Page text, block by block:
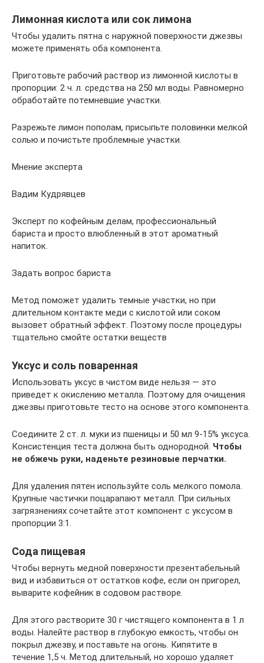
Лимонная кислота или сок лимона
Чтобы удалить пятна с наружной поверхности джезвы
можете применять оба компонента.
Приготовьте рабочий раствор из лимонной кислоты в
пропорции: 2 ч. л. средства на 250 мл воды. Равномерно
обработайте потемневшие участки.
Разрежьте лимон пополам, присыпьте половинки мелкой
солью и почистьте проблемные участки.
Мнение эксперта
Вадим Кудрявцев
Эксперт по кофейным делам, профессиональный
бариста и просто влюбленный в этот ароматный
напиток.
Задать вопрос бариста
Метод поможет удалить темные участки, но при
длительном контакте меди с кислотой или соком
вызовет обратный эффект. Поэтому после процедуры
тщательно смойте остатки веществ
Уксус и соль поваренная
Использовать уксус в чистом виде нельзя — это
приведет к окислению металла. Поэтому для очищения
джезвы приготовьте тесто на основе этого компонента.
Соедините 2 ст. л. муки из пшеницы и 50 мл 9-15% уксуса.
Консистенция теста должна быть однородной. Чтобы
не обжечь руки, наденьте резиновые перчатки.
Для удаления пятен используйте соль мелкого помола.
Крупные частички поцарапают металл. При сильных
загрязнениях сочетайте этот компонент с уксусом в
пропорции 3:1.
Сода пищевая
Чтобы вернуть медной поверхности презентабельный
вид и избавиться от остатков кофе, если он пригорел,
выварите кофейник в содовом растворе.
Для этого растворите 30 г чистящего компонента в 1 л
воды. Налейте раствор в глубокую емкость, чтобы он
покрыл джезву, и поставьте на огонь. Кипятите в
течение 1,5 ч. Метод длительный, но хорошо удаляет